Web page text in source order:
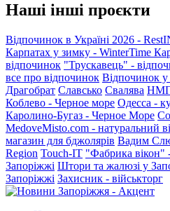
Наші інші проєкти
Відпочинок в Україні 2026 -
Карпатах у зимку - WinterTime
відпочинок "Трускавець" -
все про відпочинок Відпочинок
Драгобрат Славсько Свалява НМП
Коблево - Черное море Одесса -
Каролино-Бугаз - Черное Море
MedoveMisto.com - натуральний
магазин для бджолярів Вадим
Region Touch-IT "Фабрика вікон" -
Запоріжжі Штори та жалюзі у
Запоріжжі Захисник - військторг